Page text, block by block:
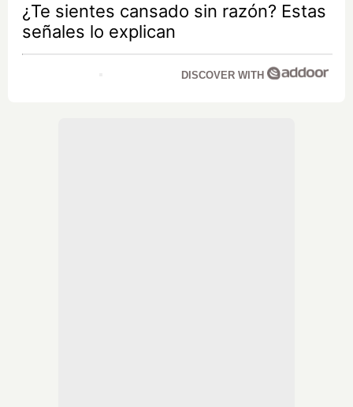
¿Te sientes cansado sin razón? Estas
señales lo explican
DISCOVER WITH